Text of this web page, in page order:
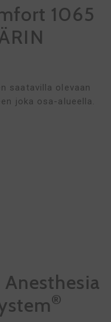
1065
saatavilla olevaan
joka osa-alueella.
®